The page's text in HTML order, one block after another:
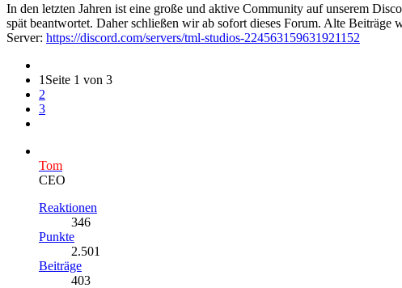
In den letzten Jahren ist eine große und aktive Community auf unserem
spät beantwortet. Daher schließen wir ab sofort dieses Forum. Alte
Server: https://discord.com/servers/tml-studios-224563159631921152
1 Seite 1 von 3
2
3
Tom
CEO
Reaktionen
346
Punkte
2.501
Beiträge
403